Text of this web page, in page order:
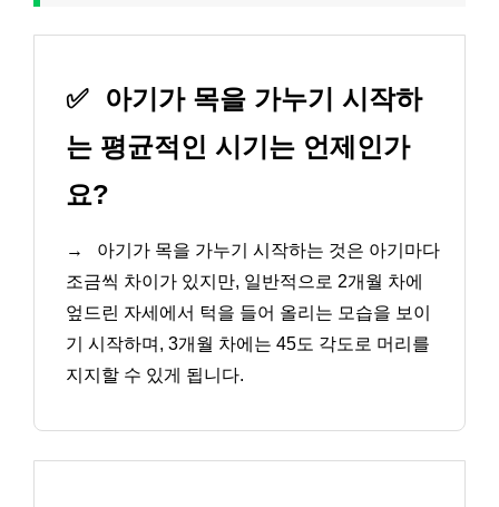
✅
아기가 목을 가누기 시작하
는 평균적인 시기는 언제인가
요?
→
아기가 목을 가누기 시작하는 것은 아기마다
조금씩 차이가 있지만, 일반적으로 2개월 차에
엎드린 자세에서 턱을 들어 올리는 모습을 보이
기 시작하며, 3개월 차에는 45도 각도로 머리를
지지할 수 있게 됩니다.